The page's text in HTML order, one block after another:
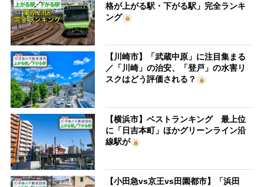
格が上がる駅・下がる駅」完全ランキ
ング
【川崎市】「武蔵中原」に注目集まる
／「川崎」の治安、「登戸」の水害リ
スクはどう評価される？
【横浜市】ベストランキング 最上位
に「日吉本町」ほかグリーンライン沿
線駅が
【小田急vs京王vs田園都市】「浜田